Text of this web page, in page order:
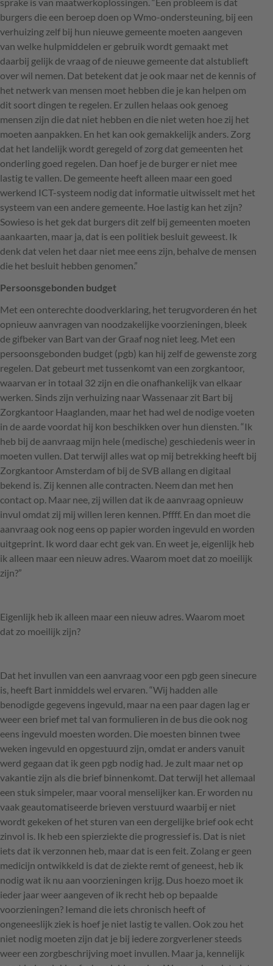
burgers die een beroep doen op Wmo-ondersteuning, bij een
verhuizing zelf bij hun nieuwe gemeente moeten aangeven
van welke hulpmiddelen er gebruik wordt gemaakt met
daarbij gelijk de vraag of de nieuwe gemeente dat alstublieft
over wil nemen. Dat betekent dat je ook maar net de kennis of
het netwerk van mensen moet hebben die je kan helpen om
dit soort dingen te regelen. Er zullen helaas ook genoeg
mensen zijn die dat niet hebben en die niet weten hoe zij het
moeten aanpakken. En het kan ook gemakkelijk anders. Zorg
dat het landelijk wordt geregeld of zorg dat gemeenten het
onderling goed regelen. Dan hoef je de burger er niet mee
lastig te vallen. De gemeente heeft alleen maar een goed
werkend ICT-systeem nodig dat informatie uitwisselt met het
systeem van een andere gemeente. Hoe lastig kan het zijn?
Sowieso is het gek dat burgers dit zelf bij gemeenten moeten
aankaarten, maar ja, dat is een politiek besluit geweest. Ik
denk dat velen het daar niet mee eens zijn, behalve de mensen
die het besluit hebben genomen.”
Persoonsgebonden budget
Met een onterechte doodverklaring, het terugvorderen én het
opnieuw aanvragen van noodzakelijke voorzieningen, bleek
de gifbeker van Bart van der Graaf nog niet leeg. Met een
persoonsgebonden budget (pgb) kan hij zelf de gewenste zorg
regelen. Dat gebeurt met tussenkomt van een zorgkantoor,
waarvan er in totaal 32 zijn en die onafhankelijk van elkaar
werken. Sinds zijn verhuizing naar Wassenaar zit Bart bij
Zorgkantoor Haaglanden, maar het had wel de nodige voeten
in de aarde voordat hij kon beschikken over hun diensten. “Ik
heb bij de aanvraag mijn hele (medische) geschiedenis weer in
moeten vullen. Dat terwijl alles wat op mij betrekking heeft bij
Zorgkantoor Amsterdam of bij de SVB allang en digitaal
bekend is. Zij kennen alle contracten. Neem dan met hen
contact op. Maar nee, zij willen dat ik de aanvraag opnieuw
invul omdat zij mij willen leren kennen. Pffff. En dan moet die
aanvraag ook nog eens op papier worden ingevuld en worden
uitgeprint. Ik word daar echt gek van. En weet je, eigenlijk heb
ik alleen maar een nieuw adres. Waarom moet dat zo moeilijk
zijn?”
Eigenlijk heb ik alleen maar een nieuw adres. Waarom moet
dat zo moeilijk zijn?
Dat het invullen van een aanvraag voor een pgb geen sinecure
is, heeft Bart inmiddels wel ervaren. “Wij hadden alle
benodigde gegevens ingevuld, maar na een paar dagen lag er
weer een brief met tal van formulieren in de bus die ook nog
eens ingevuld moesten worden. Die moesten binnen twee
weken ingevuld en opgestuurd zijn, omdat er anders vanuit
werd gegaan dat ik geen pgb nodig had. Je zult maar net op
vakantie zijn als die brief binnenkomt. Dat terwijl het allemaal
een stuk simpeler, maar vooral menselijker kan. Er worden nu
vaak geautomatiseerde brieven verstuurd waarbij er niet
wordt gekeken of het sturen van een dergelijke brief ook echt
zinvol is. Ik heb een spierziekte die progressief is. Dat is niet
iets dat ik verzonnen heb, maar dat is een feit. Zolang er geen
medicijn ontwikkeld is dat de ziekte remt of geneest, heb ik
nodig wat ik nu aan voorzieningen krijg. Dus hoezo moet ik
ieder jaar weer aangeven of ik recht heb op bepaalde
voorzieningen? Iemand die iets chronisch heeft of
ongeneeslijk ziek is hoef je niet lastig te vallen. Ook zou het
niet nodig moeten zijn dat je bij iedere zorgverlener steeds
weer een zorgbeschrijving moet invullen. Maar ja, kennelijk